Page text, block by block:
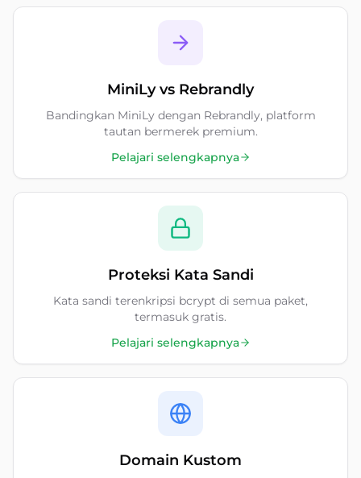
MiniLy vs Rebrandly
Bandingkan MiniLy dengan Rebrandly, platform
tautan bermerek premium.
Pelajari selengkapnya
Proteksi Kata Sandi
Kata sandi terenkripsi bcrypt di semua paket,
termasuk gratis.
Pelajari selengkapnya
Domain Kustom